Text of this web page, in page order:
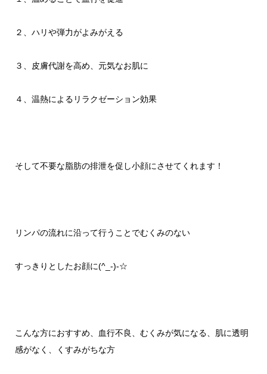
２、ハリや弾力がよみがえる
３、皮膚代謝を高め、元気なお肌に
４、温熱によるリラクゼーション効果
そして不要な脂肪の排泄を促し小顔にさせてくれます！
リンパの流れに沿って行うことでむくみのない
すっきりとしたお顔に(^_-)-☆
こんな方におすすめ、 血行不良、むくみが気になる、 肌に透明
感がなく、くすみがちな方